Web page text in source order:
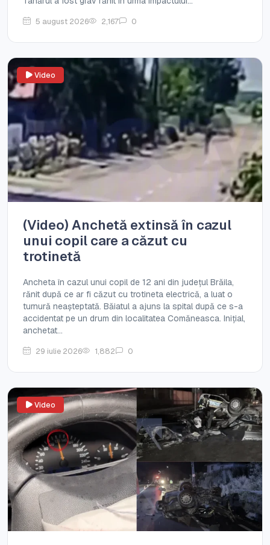
5 august 2026 2,167 0
Video
(Video) Anchetă extinsă în cazul
unui copil care a căzut cu
trotinetă
Ancheta în cazul unui copil de 12 ani din județul Brăila,
rănit după ce ar fi căzut cu trotineta electrică, a luat o
turnură neașteptată. Băiatul a ajuns la spital după ce s-a
accidentat pe un drum din localitatea Comăneasca. Inițial,
anchetat...
29 iulie 2026 1,882 0
Video